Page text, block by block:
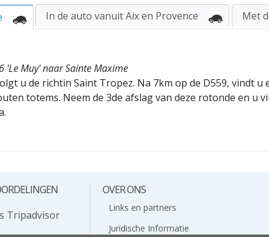
In de auto vanuit Aix en Provence Met
'Le Muy' naar Sainte Maxime
u de richtin Saint Tropez. Na 7km op de D559, vindt
totems. Neem de 3de afslag van deze rotonde en u
OVER ONS
Links en partners
Juridische Informatie